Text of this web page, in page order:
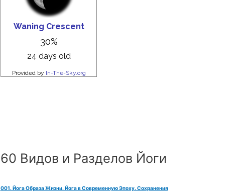
60 Видов и Разделов Йоги
001. Йога Образа Жизни. Йога в Современную Эпоху. Сохранения